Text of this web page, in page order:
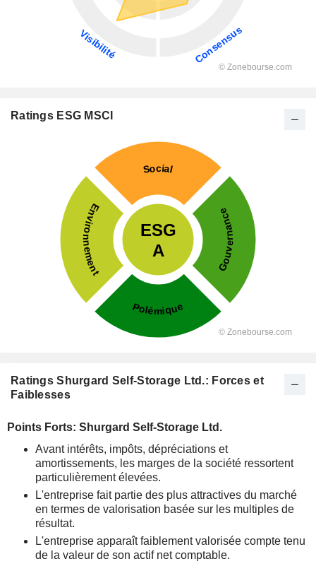
Ratings ESG MSCI
Ratings Shurgard Self-Storage Ltd.: Forces et
Faiblesses
Points Forts: Shurgard Self-Storage Ltd.
Avant intérêts, impôts, dépréciations et
amortissements, les marges de la société ressortent
particulièrement élevées.
L'entreprise fait partie des plus attractives du marché
en termes de valorisation basée sur les multiples de
résultat.
L'entreprise apparaît faiblement valorisée compte tenu
de la valeur de son actif net comptable.